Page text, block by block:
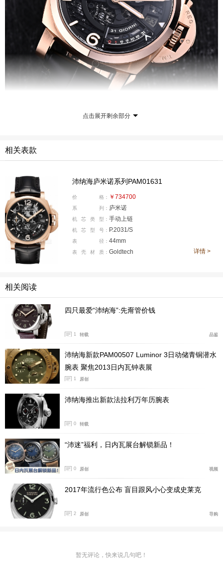
沛纳海庐米诺31天动力，型号PAM01631
沛纳海，是怎么做到，上满一次弦，能走31天？
靠多个发条盒，靠超长的发条。
沛纳海庐米诺31天动力，使用沛纳海P2031手动上弦
机芯，机芯尺寸达到35.5毫米，厚10.06毫米。在这个大
尺寸的机芯中，容纳了4个发条盒，4条发条连起来，长度
达到3.3米（是的，3.3米，你没看错）。让手表具备了实
点击展开剩余部分
相关表款
沛纳海庐米诺系列PAM01631
价 格： ￥734700
系 列： 庐米诺
机 芯 类 型： 手动上链
机 芯 型 号： P.2031/S
表 径： 44mm
表 壳 材 质： Goldtech 详情 >
相关阅读
四只最爱“沛纳海”:先甭管价钱
1 转载 品鉴
沛纳海新款PAM00507 Luminor 3日动储青铜潜水
腕表 聚焦2013日内瓦钟表展
1 原创
沛纳海推出新款法拉利万年历腕表
0 转载
“沛迷”福利，日内瓦展台解锁新品！
0 原创 视频
2017年流行色公布 盲目跟风小心变成史莱克
2 原创 导购
暂无评论，快来说几句吧！